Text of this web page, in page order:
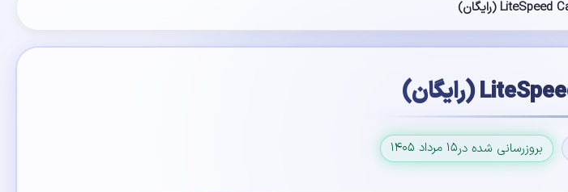
بروزرسانی شده در۱۵ مرداد ۱۴۰۵